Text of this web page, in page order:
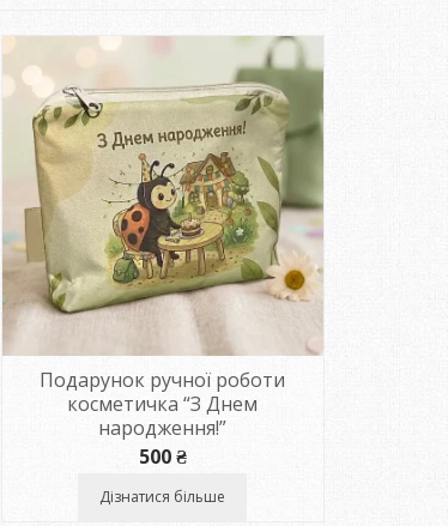
Подарунок ручної роботи
косметичка “З Днем
народження!”
500₴
Дізнатися більше